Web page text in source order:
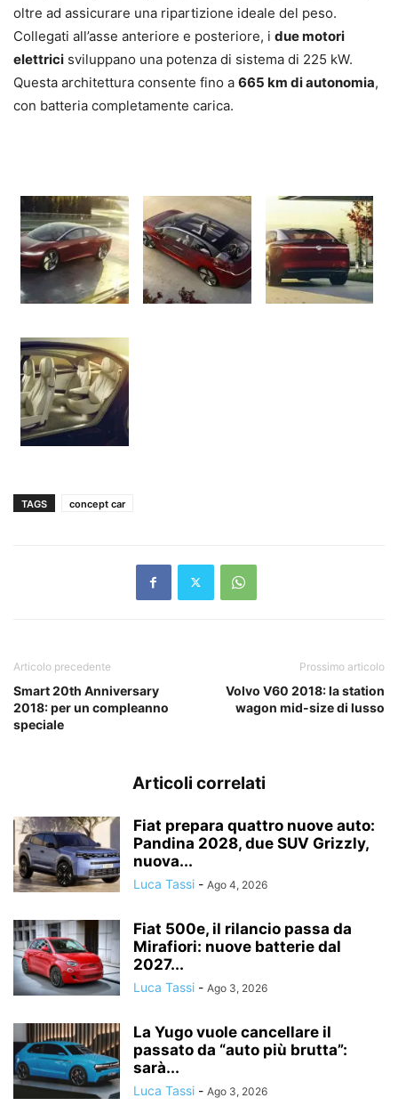
oltre ad assicurare una ripartizione ideale del peso.
Collegati all’asse anteriore e posteriore, i due motori
elettrici sviluppano una potenza di sistema di 225 kW.
Questa architettura consente fino a 665 km di autonomia,
con batteria completamente carica.
TAGS concept car
Articolo precedente
Smart 20th Anniversary
2018: per un compleanno
speciale
Prossimo articolo
Volvo V60 2018: la station
wagon mid-size di lusso
Articoli correlati
Fiat prepara quattro nuove auto:
Pandina 2028, due SUV Grizzly,
nuova...
Luca Tassi - Ago 4, 2026
Fiat 500e, il rilancio passa da
Mirafiori: nuove batterie dal
2027...
Luca Tassi - Ago 3, 2026
La Yugo vuole cancellare il
passato da “auto più brutta”:
sarà...
Luca Tassi - Ago 3, 2026